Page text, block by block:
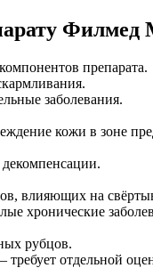
Филмед
препарата.
заболевания.
кожи в зоне
влияющих на
хронические
рубцов.
отдельной